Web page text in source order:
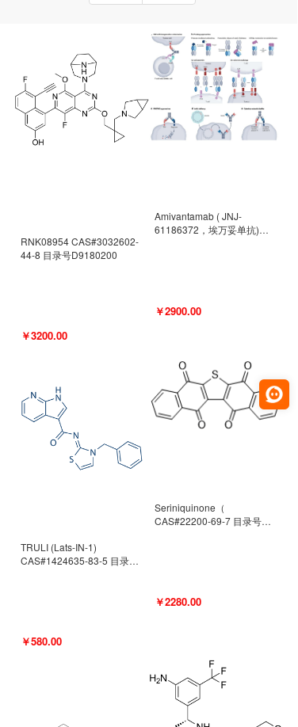
RNK08954 CAS#3032602-
44-8 目录号D9180200
￥3200.00
TRULI (Lats-IN-1)
CAS#1424635-83-5 目录号
￥580.00
Amivantamab ( JNJ-
61186372，埃万妥单抗)
￥2900.00
Seriniquinone（
CAS#22200-69-7 目录号
￥2280.00